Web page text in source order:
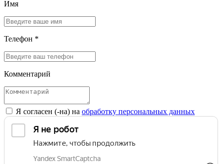
Имя
Телефон *
Комментарий
Я согласен (-на) на обработку персональных данных